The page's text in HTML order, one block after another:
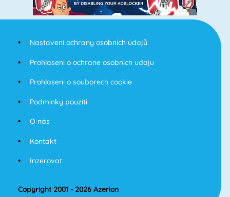
Nastavení ochrany osobních údajů
Prohlaseni o ochrane osobnich udaju
Prohlaseni o souborech cookie
Podminky pouziti
O nás
Kontakt
Inzerovat
Copyright 2001 - 2026 Azerion